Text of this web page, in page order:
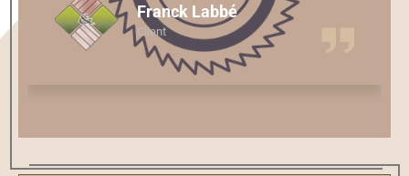
Frederic Sevenou
Client